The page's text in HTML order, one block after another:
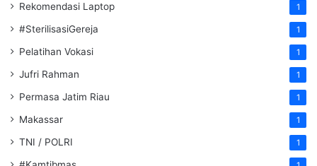
Rekomendasi Laptop 1
#SterilisasiGereja 1
Pelatihan Vokasi 1
Jufri Rahman 1
Permasa Jatim Riau 1
Makassar 1
TNI / POLRI 1